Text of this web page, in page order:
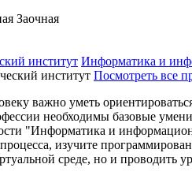
Заочная
институт Информатика и
Посмотреть все
важно уметь
необходимы базовые
"Информатика и
изучите
среде, но и проводить